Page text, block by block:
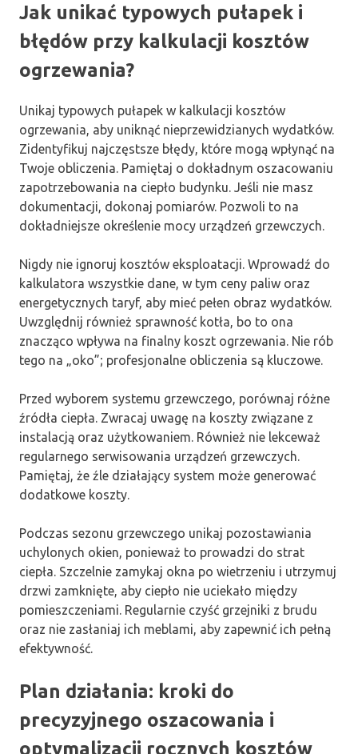
Jak unikać typowych pułapek i
błędów przy kalkulacji kosztów
ogrzewania?
Unikaj typowych pułapek w kalkulacji kosztów
ogrzewania, aby uniknąć nieprzewidzianych wydatków.
Zidentyfikuj najczęstsze błędy, które mogą wpłynąć na
Twoje obliczenia. Pamiętaj o dokładnym oszacowaniu
zapotrzebowania na ciepło budynku. Jeśli nie masz
dokumentacji, dokonaj pomiarów. Pozwoli to na
dokładniejsze określenie mocy urządzeń grzewczych.
Nigdy nie ignoruj kosztów eksploatacji. Wprowadź do
kalkulatora wszystkie dane, w tym ceny paliw oraz
energetycznych taryf, aby mieć pełen obraz wydatków.
Uwzględnij również sprawność kotła, bo to ona
znacząco wpływa na finalny koszt ogrzewania. Nie rób
tego na „oko”; profesjonalne obliczenia są kluczowe.
Przed wyborem systemu grzewczego, porównaj różne
źródła ciepła. Zwracaj uwagę na koszty związane z
instalacją oraz użytkowaniem. Również nie lekceważ
regularnego serwisowania urządzeń grzewczych.
Pamiętaj, że źle działający system może generować
dodatkowe koszty.
Podczas sezonu grzewczego unikaj pozostawiania
uchylonych okien, ponieważ to prowadzi do strat
ciepła. Szczelnie zamykaj okna po wietrzeniu i utrzymuj
drzwi zamknięte, aby ciepło nie uciekało między
pomieszczeniami. Regularnie czyść grzejniki z brudu
oraz nie zasłaniaj ich meblami, aby zapewnić ich pełną
efektywność.
Plan działania: kroki do
precyzyjnego oszacowania i
optymalizacji rocznych kosztów